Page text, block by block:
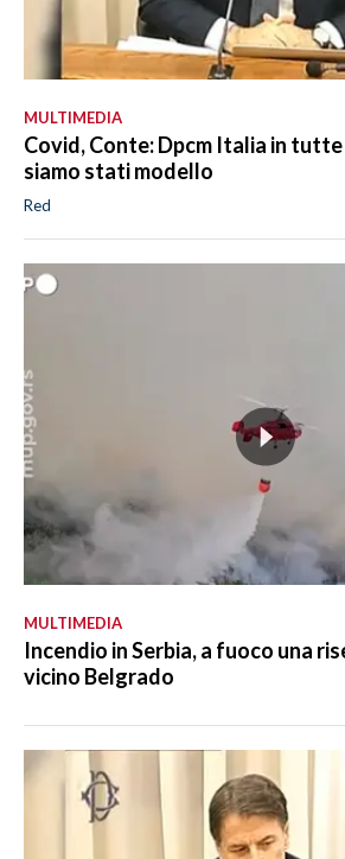
MULTIMEDIA
Covid, Conte: Dpcm Italia in
siamo stati modello
Red
MULTIMEDIA
Incendio in Serbia, a fuoco una
vicino Belgrado